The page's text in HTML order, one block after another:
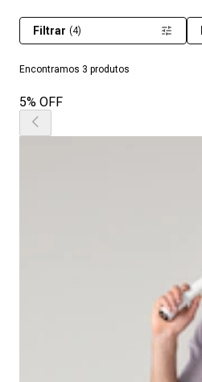
Encontramos 3 produtos
Filtrar (4)
5% OFF